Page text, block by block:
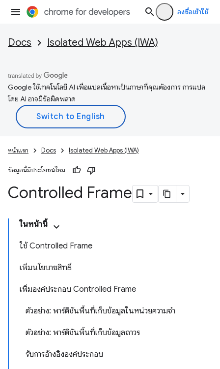
ลงชื่อเข้าใช้
Docs Isolated Web Apps (IWA)
Google ใช้เทคโนโลยี AI เพื่อแปลเนื้อหาเป็นภาษาที่คุณต้องการ การแปล
โดย AI อาจมีข้อผิดพลาด
หน้าแรก Docs Isolated Web Apps (IWA)
ข้อมูลนี้มีประโยชน์ไหม
Controlled Frame
ในหน้านี้
ใช้ Controlled Frame
เพิ่มนโยบายสิทธิ์
เพิ่มองค์ประกอบ Controlled Frame
ตัวอย่าง: พาร์ติชันพื้นที่เก็บข้อมูลในหน่วยความจำ
ตัวอย่าง: พาร์ติชันพื้นที่เก็บข้อมูลถาวร
รับการอ้างอิงองค์ประกอบ